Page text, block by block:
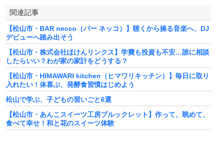
関連記事
【松山市・BAR necco（バー ネッコ）】聴くから操る音楽へ、DJ
デビューへ踏み出そう
【松山市・株式会社ほけんリンクス】学費も投資も不安…誰に相談
したらいい？わが家の家計をどうする？
【松山市・HIMAWARI kitchen（ヒマワリキッチン）】毎日に取り
入れたい！体喜ぶ、発酵食習慣はじめよう
松山で学ぶ、子どもの習いごと6選
【松山市・あんこスイーツ工房ブルックレット】作って、眺めて、
食べて幸せ！和と花のスイーツ体験